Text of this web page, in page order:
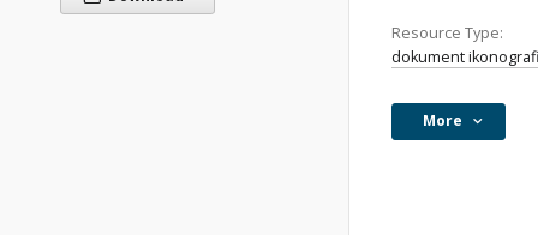
Resource Type:
dokument
More